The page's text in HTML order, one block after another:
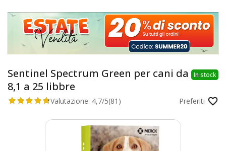
Sentinel Spectrum Green per cani da
8,1 a 25 libbre
In stock
Valutazione: 4,7/5(81) Preferiti